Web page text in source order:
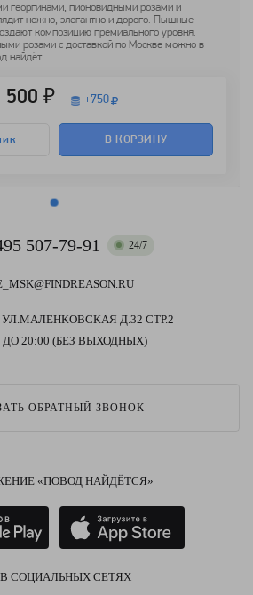
георгинами, пионовидными розами и
нежно, элегантно и дорого. Пышные
композицию премиального уровня.
розами с доставкой по Москве можно в
найдёт...
500 ₽ +750
В КОРЗИНУ
507-79-91 24/7
Д.32 СТР.2
ДО 20:00 (БЕЗ ВЫХОДНЫХ)
ОБРАТНЫЙ ЗВОНОК
«ПОВОД НАЙДЁТСЯ»
СОЦИАЛЬНЫХ СЕТЯХ